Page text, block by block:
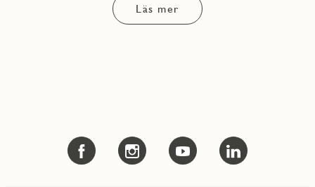
Läs mer